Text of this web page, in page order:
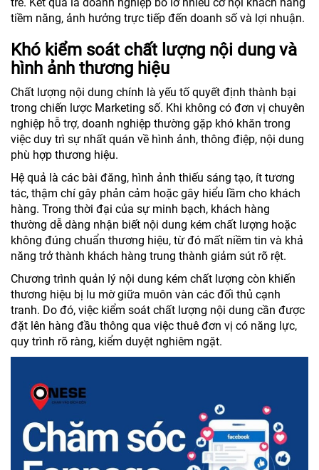
trễ. Kết quả là doanh nghiệp bỏ lỡ nhiều cơ hội khách hàng
tiềm năng, ảnh hưởng trực tiếp đến doanh số và lợi nhuận.
Khó kiểm soát chất lượng nội dung và
hình ảnh thương hiệu
Chất lượng nội dung chính là yếu tố quyết định thành bại
trong chiến lược Marketing số. Khi không có đơn vị chuyên
nghiệp hỗ trợ, doanh nghiệp thường gặp khó khăn trong
việc duy trì sự nhất quán về hình ảnh, thông điệp, nội dung
phù hợp thương hiệu.
Hệ quả là các bài đăng, hình ảnh thiếu sáng tạo, ít tương
tác, thậm chí gây phản cảm hoặc gây hiểu lầm cho khách
hàng. Trong thời đại của sự minh bạch, khách hàng
thường dễ dàng nhận biết nội dung kém chất lượng hoặc
không đúng chuẩn thương hiệu, từ đó mất niềm tin và khả
năng trở thành khách hàng trung thành giảm sút rõ rệt.
Chương trình quản lý nội dung kém chất lượng còn khiến
thương hiệu bị lu mờ giữa muôn vàn các đối thủ cạnh
tranh. Do đó, việc kiểm soát chất lượng nội dung cần được
đặt lên hàng đầu thông qua việc thuê đơn vị có năng lực,
quy trình rõ ràng, kiểm duyệt nghiêm ngặt.